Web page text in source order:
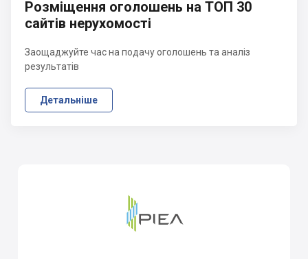
Розміщення оголошень на ТОП 30
сайтів нерухомості
Заощаджуйте час на подачу оголошень та аналіз
результатів
Детальніше